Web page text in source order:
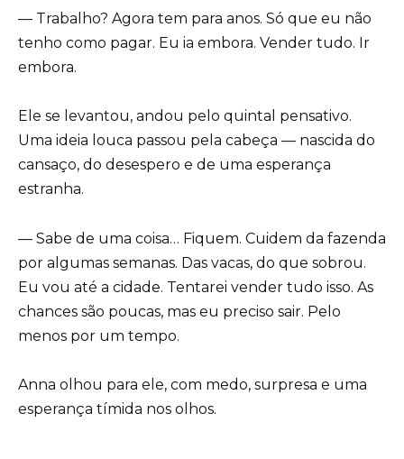
— Trabalho? Agora tem para anos. Só que eu não
tenho como pagar. Eu ia embora. Vender tudo. Ir
embora.
Ele se levantou, andou pelo quintal pensativo.
Uma ideia louca passou pela cabeça — nascida do
cansaço, do desespero e de uma esperança
estranha.
— Sabe de uma coisa… Fiquem. Cuidem da fazenda
por algumas semanas. Das vacas, do que sobrou.
Eu vou até a cidade. Tentarei vender tudo isso. As
chances são poucas, mas eu preciso sair. Pelo
menos por um tempo.
Anna olhou para ele, com medo, surpresa e uma
esperança tímida nos olhos.